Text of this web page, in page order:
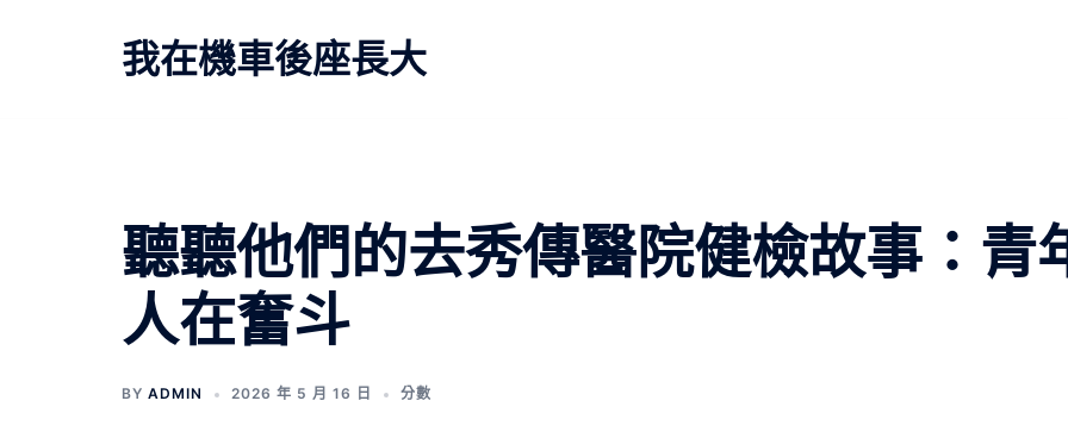
我在機車後座長大
聽聽他們的去秀傳醫院健檢故事：青
人在奮斗
BY ADMIN 2026 年 5 月 16 日 分數
文
章
導
覽